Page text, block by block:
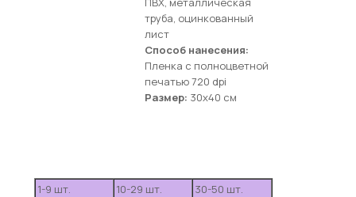
труба, оцинкованный
лист
Способ нанесения:
Пленка с полноцветной
печатью 720 dpi
Размер: 30х40 см
1-9 шт. 10-29 шт.
30-50 шт.